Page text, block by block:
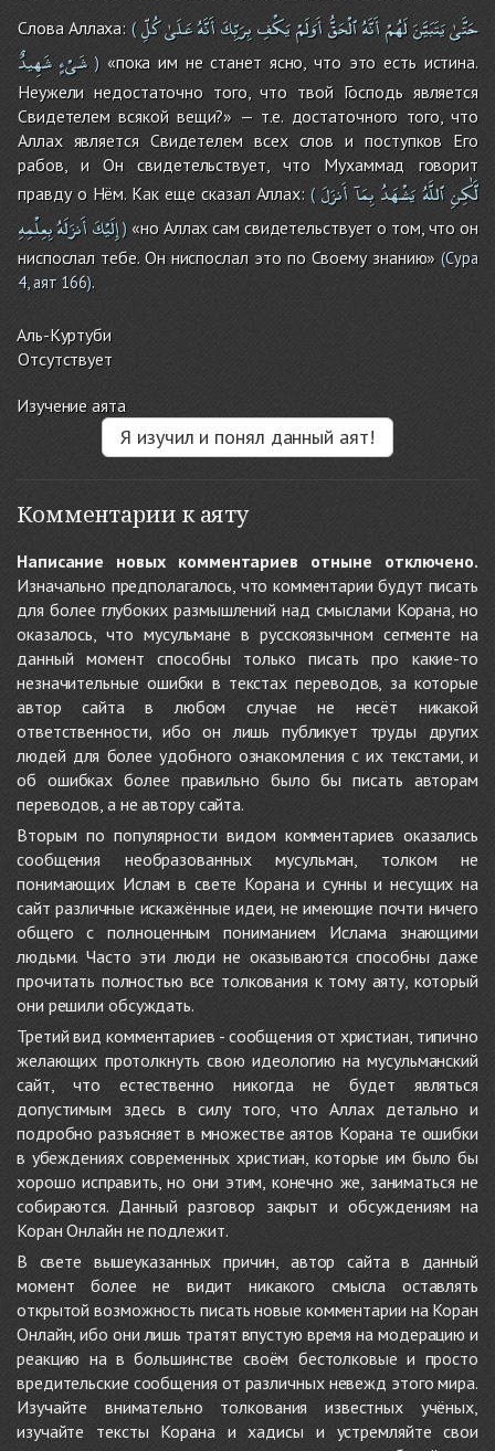
Слова Аллаха: ( حَتَّىٰيَتَبَيَّنَلَهُمْأَنَّهُٱلْحَقُّأَوَلَمْيَكْفِبِرَبِّكَأَنَّهُعَلَىٰكُلِّ
شَىْءٍ شَهِيدٌ )«пока им не станет ясно, что это есть истина.
Неужели недостаточно того, что твой Господь является
Свидетелем всякой вещи?» — т.е. достаточного того, что
Аллах является Свидетелем всех слов и поступков Его
рабов, и Он свидетельствует, что Мухаммад говорит
правду о Нём. Как еще сказал Аллах:( لَّٰكِنِٱللَّهُيَشْهَدُبِمَآأَنزَلَ
إِلَيْكَأَنزَلَهُبِعِلْمِهِ ) «но Аллах сам свидетельствует о том, что он
ниспослал тебе. Он ниспослал это по Своему знанию» (Сура
4, аят 166).
Аль-Куртуби
Отсутствует
Изучение аята
Я изучил и понял данный аят!
Комментарии к аяту
Написание новых комментариев отныне отключено.
Изначально предполагалось, что комментарии будут писать
для более глубоких размышлений над смыслами Корана, но
оказалось, что мусульмане в русскоязычном сегменте на
данный момент способны только писать про какие-то
незначительные ошибки в текстах переводов, за которые
автор сайта в любом случае не несёт никакой
ответственности, ибо он лишь публикует труды других
людей для более удобного ознакомления с их текстами, и
об ошибках более правильно было бы писать авторам
переводов, а не автору сайта.
Вторым по популярности видом комментариев оказались
сообщения необразованных мусульман, толком не
понимающих Ислам в свете Корана и сунны и несущих на
сайт различные искажённые идеи, не имеющие почти ничего
общего с полноценным пониманием Ислама знающими
людьми. Часто эти люди не оказываются способны даже
прочитать полностью все толкования к тому аяту, который
они решили обсуждать.
Третий вид комментариев - сообщения от христиан, типично
желающих протолкнуть свою идеологию на мусульманский
сайт, что естественно никогда не будет являться
допустимым здесь в силу того, что Аллах детально и
подробно разъясняет в множестве аятов Корана те ошибки
в убеждениях современных христиан, которые им было бы
хорошо исправить, но они этим, конечно же, заниматься не
собираются. Данный разговор закрыт и обсуждениям на
Коран Онлайн не подлежит.
В свете вышеуказанных причин, автор сайта в данный
момент более не видит никакого смысла оставлять
открытой возможность писать новые комментарии на Коран
Онлайн, ибо они лишь тратят впустую время на модерацию и
реакцию на в большинстве своём бестолковые и просто
вредительские сообщения от различных невежд этого мира.
Изучайте внимательно толкования известных учёных,
изучайте тексты Корана и хадисы и устремляйте свои